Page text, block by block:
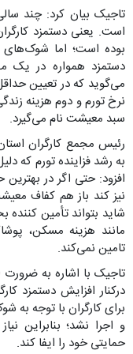
تاجیک بیان کرد: چند
است. یعنی دستمزد
بوده است؛ ‌اما
می‌گوید که در تعیین
نرخ تورم و دوم هزینه
سبد معیشت نام می‌گیرد.
رئیس مجمع کارگران
به رشد فزاینده تورم که
نیز کند باز هم کفاف
شاید بتواند تأمین کننده
مانند هزینه مسکن،
تامین نمی‌کند.
تاجیک با اشاره به
درکنار افزایش دستمزد
برای کارگران با توجه به
و اجرا نشد؛ بنابراین
حمایتی خود را ایفا کند.